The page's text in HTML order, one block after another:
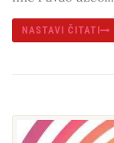
NASTAVI ČITATI